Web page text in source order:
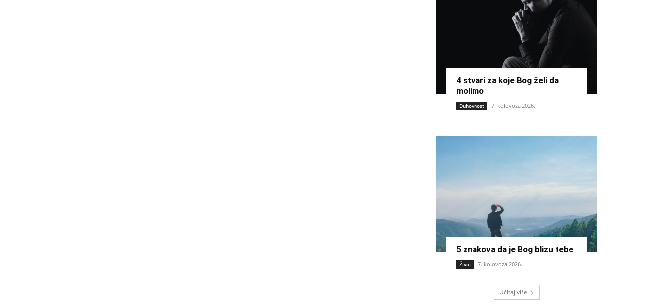
4 stvari za koje Bog želi da
molimo
Duhovnost 7. kolovoza 2026.
5 znakova da je Bog blizu tebe
Život 7. kolovoza 2026.
Učitaj više